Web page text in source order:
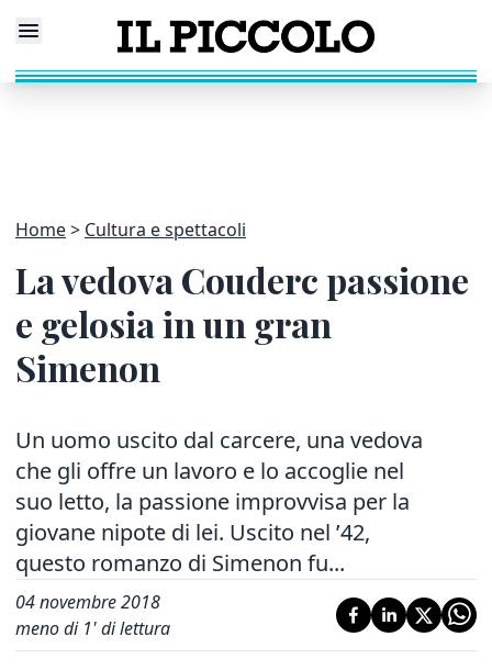
Home Cultura e spettacoli
La vedova Couderc passione
e gelosia in un gran
Simenon
Un uomo uscito dal carcere, una vedova
che gli offre un lavoro e lo accoglie nel
suo letto, la passione improvvisa per la
giovane nipote di lei. Uscito nel ’42,
questo romanzo di Simenon fu...
04 novembre 2018
meno di 1' di lettura